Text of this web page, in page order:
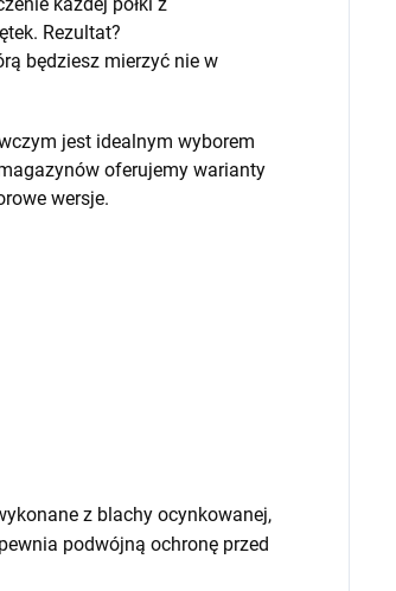
Rezultat?
będziesz mierzyć nie w
jest idealnym wyborem
oferujemy warianty
wersje.
z blachy ocynkowanej,
podwójną ochronę przed